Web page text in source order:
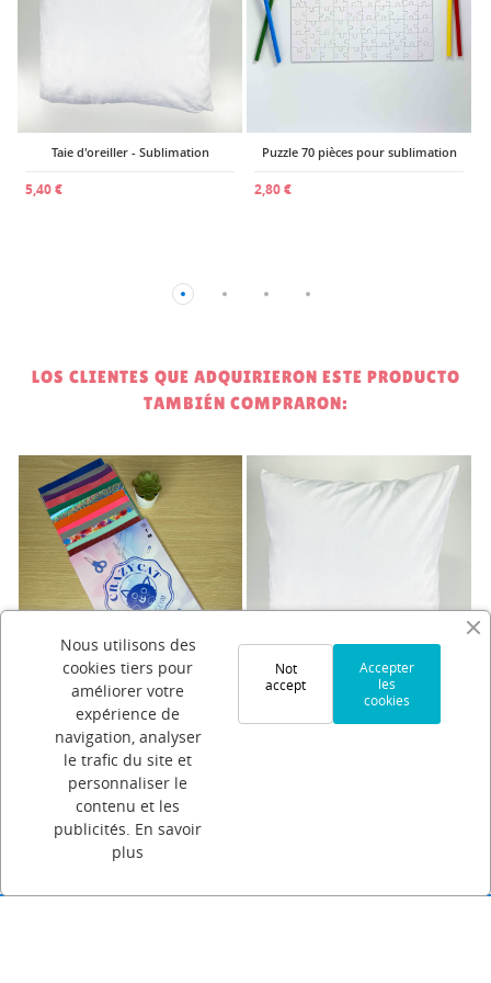
Puzzle 70 pièces pour sublimation
2,80 €
LOS CLIENTES QUE ADQUIRIERON ESTE PRODUCTO
TAMBIÉN COMPRARON:
Taie d'oreiller - Sublimation
5,40 €
BioDeco
0,66 €
Nous utilisons des
cookies tiers pour
améliorer votre
expérience de
navigation, analyser
le trafic du site et
personnaliser le
contenu et les
publicités. En savoir
plus
Accepter
les
cookies
Not
accept